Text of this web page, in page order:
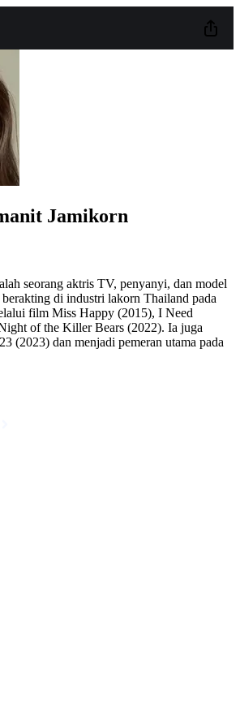
Jamikorn
seorang aktris TV, penyanyi, dan model
di industri lakorn Thailand pada
film Miss Happy (2015), I Need
of the Killer Bears (2022). Ia juga
(2023) dan menjadi pemeran utama pada